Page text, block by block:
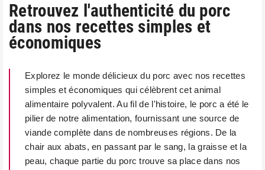
Retrouvez l'authenticité du porc
dans nos recettes simples et
économiques
Explorez le monde délicieux du porc avec nos recettes
simples et économiques qui célèbrent cet animal
alimentaire polyvalent. Au fil de l'histoire, le porc a été le
pilier de notre alimentation, fournissant une source de
viande complète dans de nombreuses régions. De la
chair aux abats, en passant par le sang, la graisse et la
peau, chaque partie du porc trouve sa place dans nos